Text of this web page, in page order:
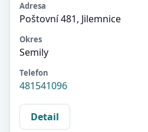
Adresa
Poštovní 481, Jilemnice
Okres
Semily
Telefon
481541096
Detail